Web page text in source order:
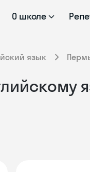
О школе
язык